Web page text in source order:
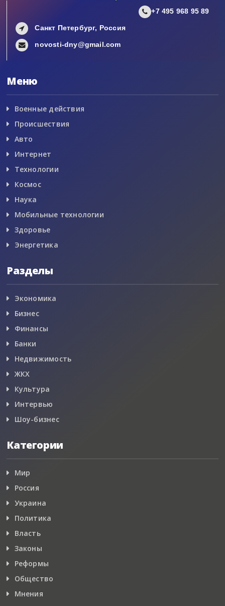
+7 495 968 95 89
Санкт Петербург, Россия
novosti-dny@gmail.com
Меню
Военные действия
Происшествия
Авто
Интернет
Технологии
Космос
Наука
Мобильные технологии
Здоровье
Энергетика
Разделы
Экономика
Бизнес
Финансы
Банки
Недвижимость
ЖКХ
Культура
Интервью
Шоу-бизнес
Категории
Мир
Россия
Украина
Политика
Власть
Законы
Реформы
Общество
Мнения